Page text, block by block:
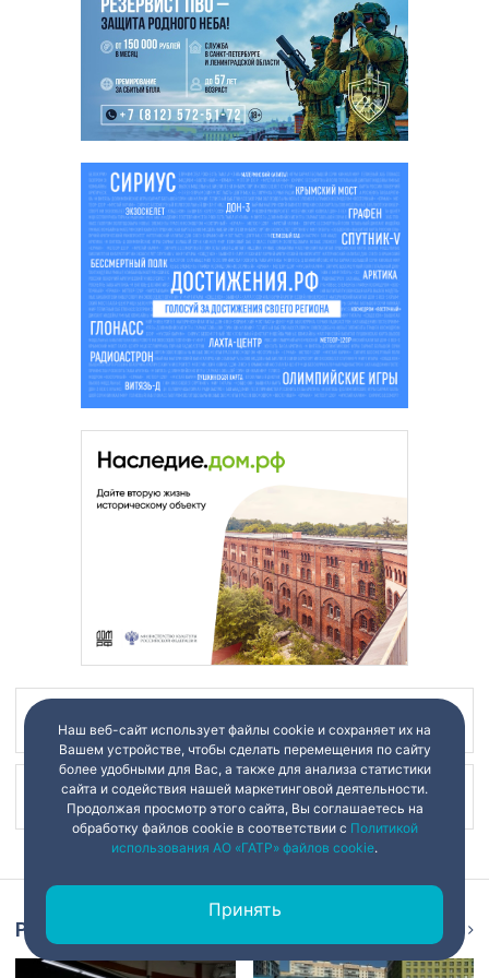
Наш канал в
Наш канал в
Репортаж
Наш веб-сайт использует файлы cookie и сохраняет их на
Вашем устройстве, чтобы сделать перемещения по сайту
более удобными для Вас, а также для анализа статистики
сайта и содействия нашей маркетинговой деятельности.
Продолжая просмотр этого сайта, Вы соглашаетесь на
обработку файлов cookie в соответствии с Политикой
использования АО «ГАТР» файлов cookie.
Принять